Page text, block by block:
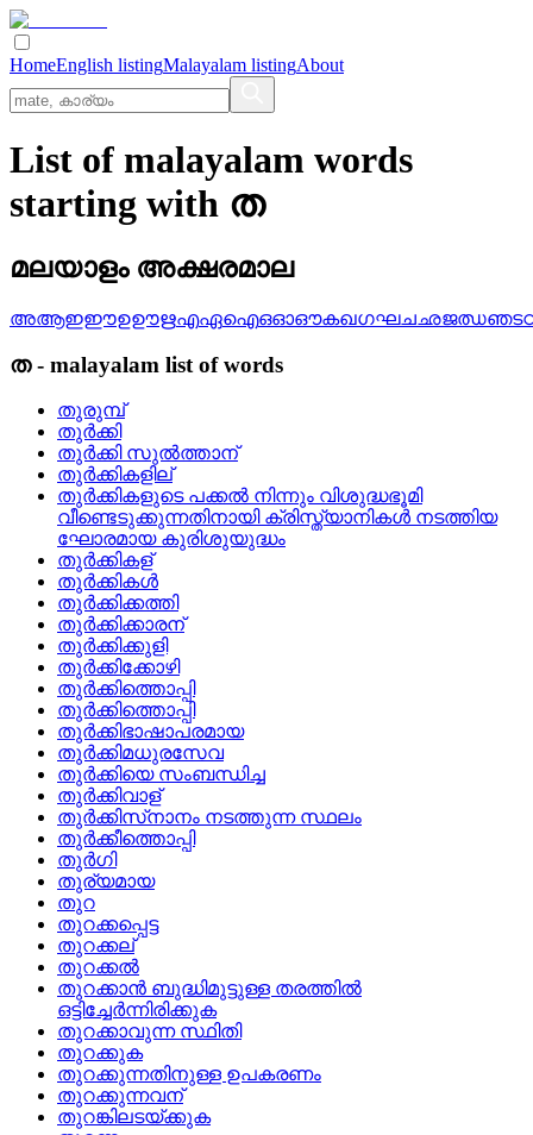
HomeEnglish listingMalayalam listingAbout
List of malayalam words
starting with ത
മലയാളം അക്ഷരമാല
അആഇഈഉഊഋഎഏഐഒഓഔകഖഗഘചഛജഝഞട
ത- malayalam list of words
തുരുമ്പ്
തുര്‍ക്കി
തുര്‍ക്കി സുല്‍ത്താന്
തുര്‍ക്കികളില്
തുര്‍ക്കികളുടെ പക്കല്‍ നിന്നും വിശുദ്ധഭൂമി
വീണ്ടെടുക്കുന്നതിനായി ക്രിസ്ത്യാനികള്‍ നടത്തിയ
ഘോരമായ കുരിശുയുദ്ധം
തുര്‍ക്കികള്
തുര്‍ക്കികള്‍
തുര്‍ക്കിക്കത്തി
തുര്‍ക്കിക്കാരന്
തുര്‍ക്കിക്കുളി
തുര്‍ക്കിക്കോഴി
തുര്‍ക്കിത്തൊപ്പി
തുര്‍ക്കിത്തൊപ്പി
തുര്‍ക്കിഭാഷാപരമായ
തുര്‍ക്കിമധുരസേവ
തുര്‍ക്കിയെ സംബന്ധിച്ച
തുര്‍ക്കിവാള്
തുര്‍ക്കിസ്‌നാനം നടത്തുന്ന സ്ഥലം
തുര്‍ക്കീത്തൊപ്പി
തുര്‍ഗി
തുര്യമായ
തുറ
തുറക്കപ്പെട്ട
തുറക്കല്
തുറക്കല്‍
തുറക്കാന്‍ ബുദ്ധിമുട്ടുള്ള തരത്തില്‍
ഒട്ടിച്ചേര്‍ന്നിരിക്കുക
തുറക്കാവുന്ന സ്ഥിതി
തുറക്കുക
തുറക്കുന്നതിനുള്ള ഉപകരണം
തുറക്കുന്നവന്
തുറങ്കിലടയ്‌ക്കുക